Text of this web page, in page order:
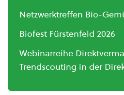
Netzwerktreffen Bio-
Biofest Fürstenfeld 2026
Webinarreihe
Trendscouting in der